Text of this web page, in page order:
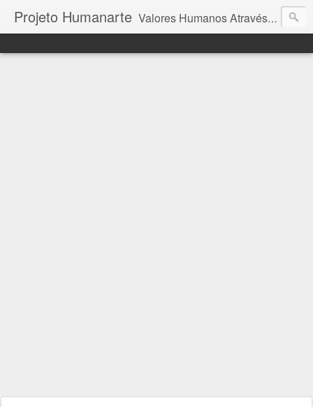
Projeto Humanarte Valores Humanos Através da Arte